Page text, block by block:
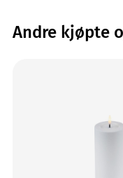
Andre kjøpte